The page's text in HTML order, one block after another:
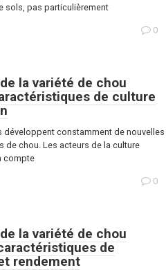
sols, pas particulièrement
0
la variété de chou
de culture
développent constamment de nouvelles
de chou. Les acteurs de la culture
compte
0
la variété de chou
de
rendement